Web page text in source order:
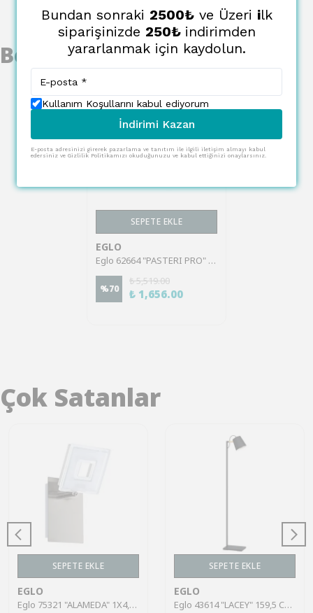
Benzer Ürünler
SEPETE EKLE
EGLO
Eglo 62664 "PASTERI PRO" Tekstil Kumaş Gri, Gümüş E27 Abajur Ve Masa Lambası Şapkası
%70
₺ 5,519.00
₺ 1,656.00
Çok Satanlar
SEPETE EKLE
EGLO
Eglo 75321 "ALAMEDA" 1X4,5W Çelik Nikel Mat Sıva Üstü Spot
SEPETE EKLE
EGLO
Eglo 43614 "LACEY" 159,5 Cm Yüksekliğinde Çelik, Ahşap Köşe Lambası Lambader
Bundan sonraki 2500₺ve Üzeri ilk
siparişinizde 250₺ indirimden
yararlanmak için kaydolun.
Kullanım Koşullarını kabul ediyorum
İndirimi Kazan
E-posta adresinizi girerek pazarlama ve tanıtım ile ilgili iletişim almayı kabul
edersiniz ve Gizlilik Politikamızı okuduğunuzu ve kabul ettiğinizi onaylarsınız.